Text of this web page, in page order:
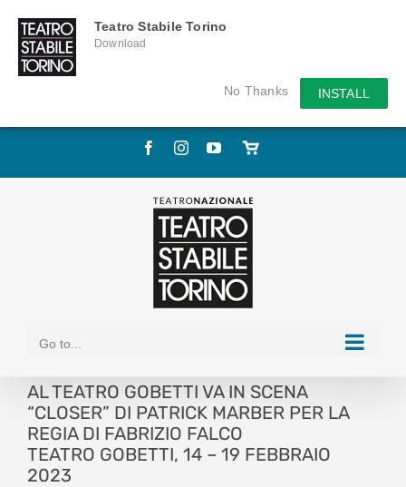
Teatro Stabile Torino
Download
No Thanks INSTALL
Skip
FacebookInstagramYouTube
Store
Go to...
AL TEATRO GOBETTI VA IN SCENA
“CLOSER” DI PATRICK MARBER PER LA
REGIA DI FABRIZIO FALCO
TEATRO GOBETTI, 14 – 19 FEBBRAIO
2023